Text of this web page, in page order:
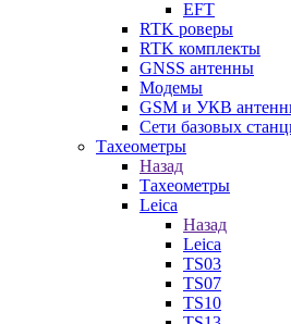
EFT
RTK роверы
RTK комплекты
GNSS антенны
Модемы
GSM и УКВ
Сети базовых
Тахеометры
Назад
Тахеометры
Leica
Назад
Leica
TS03
TS07
TS10